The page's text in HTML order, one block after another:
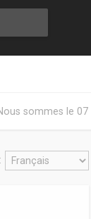
sommes le